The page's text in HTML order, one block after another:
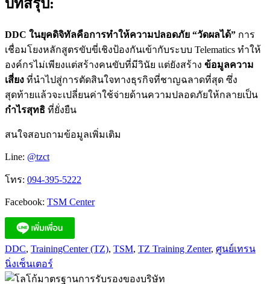
บทสรุป:
DDC ในยุคดิจิทัลคือการทำให้ความปลอดภัย “วัดผลได้” การ
เชื่อมโยงหลักสูตรขับขี่เชิงป้องกันเข้ากับระบบ Telematics ทำให้
องค์กรไม่เพียงแต่สร้างคนขับที่มีวินัย แต่ยังสร้าง ข้อมูลความ
เสี่ยง ที่นำไปสู่การตัดสินใจทางธุรกิจที่ชาญฉลาดที่สุด ซึ่ง
สุดท้ายแล้วจะเปลี่ยนค่าใช้จ่ายด้านความปลอดภัยให้กลายเป็น
กำไรสุทธิ ที่ยั่งยืน
สนใจสอบถามข้อมูลเพิ่มเติม
Line: @tzct
โทร: 094-395-5222
Facebook: TSM Center
DDC, TrainingCenter (TZ), TSM, TZ Training Zenter, ศูนย์เทรน
นิ่งเซ็นเตอร์